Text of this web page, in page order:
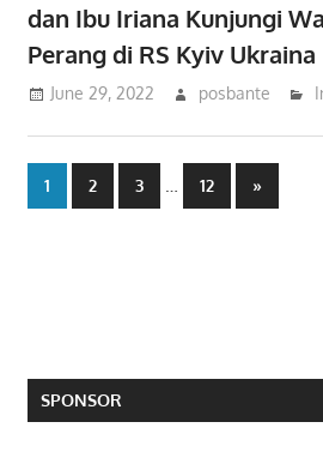
dan Ibu Iriana Kunjungi
Perang di RS Kyiv Ukraina
June 29, 2022 posbante
Posts
1 2 3 … 12
Next
Posts
»
SPONSOR